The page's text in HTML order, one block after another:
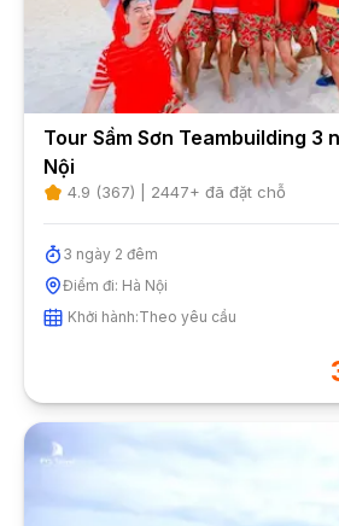
Tour Sầm Sơn Teambuilding 3
Nội
4.9 (367) | 2447+ đã đặt chỗ
3 ngày 2 đêm
Điểm đi: Hà Nội
Khởi hành:Theo yêu cầu